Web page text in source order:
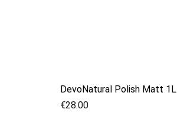
DevoNatural Polish Matt 1L
€28.00